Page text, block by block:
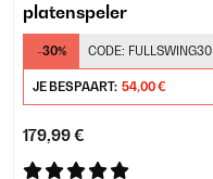
platenspeler
-30% CODE: FULLSWING30
JE BESPAART: 54,00 €
179,99 €